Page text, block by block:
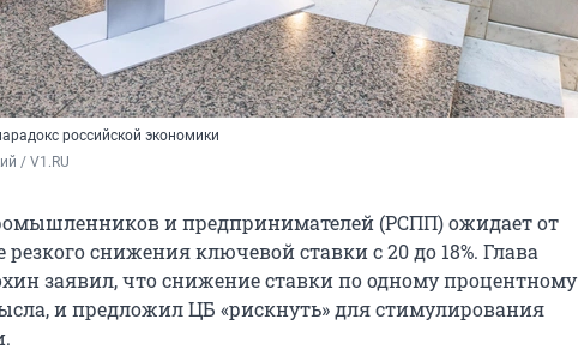
российской экономики
/ V1.RU
и предпринимателей (РСПП) ожидает от
снижения ключевой ставки с 20 до 18%. Глава
заявил, что снижение ставки по одному процентному
и предложил ЦБ «рискнуть» для стимулирования